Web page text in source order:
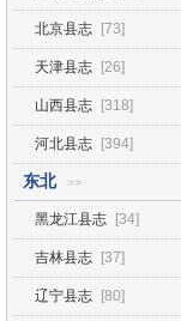
北京县志 [73]
天津县志 [26]
山西县志 [318]
河北县志 [394]
东北 >>
黑龙江县志 [34]
吉林县志 [37]
辽宁县志 [80]